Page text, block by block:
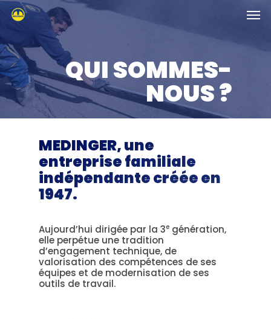
Skip
main
QUI SOMMES-
NOUS ?
MEDINGER, une
entreprise familiale
indépendante créée en
1947.
Aujourd’hui dirigée par la 3e génération,
elle perpétue une tradition
d’engagement technique, de
valorisation des compétences de ses
équipes et de modernisation de ses
outils de travail.